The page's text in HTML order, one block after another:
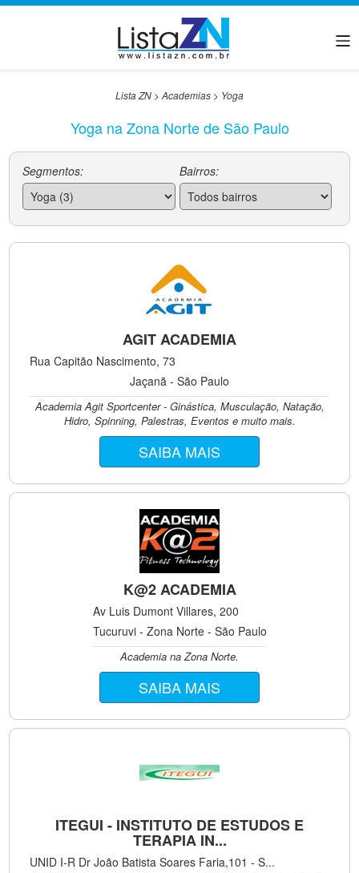
Lista ZN > Academias > Yoga
Yoga na Zona Norte de São Paulo
Segmentos: Bairros:
AGIT ACADEMIA
Rua Capitão Nascimento, 73
Jaçanã - São Paulo
Academia Agit Sportcenter - Ginástica, Musculação, Natação,
Hidro, Spinning, Palestras, Eventos e muito mais.
SAIBA MAIS
K@2 ACADEMIA
Av Luis Dumont Villares, 200
Tucuruvi - Zona Norte - São Paulo
Academia na Zona Norte.
SAIBA MAIS
ITEGUI - INSTITUTO DE ESTUDOS E
TERAPIA IN...
UNID I-R Dr João Batista Soares Faria,101 - S...